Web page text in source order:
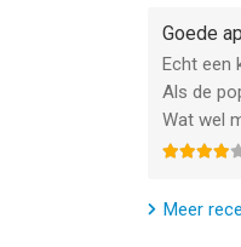
• Spawn
SPECIAL
• Spawn
• Spawn
• Spawn
WORLD
Goede
Echt een
Als de
Wat wel
Meer